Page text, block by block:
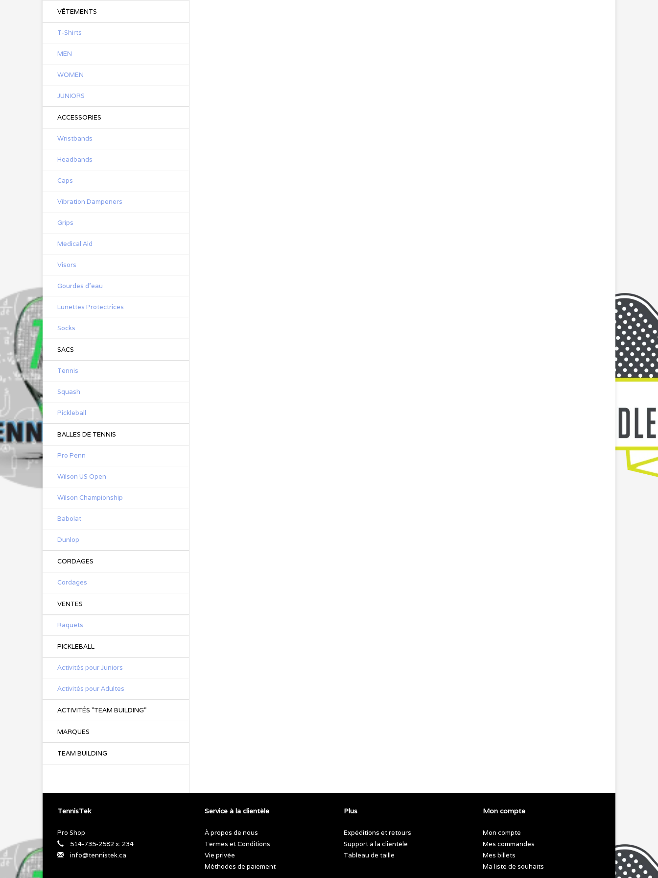
VÊTEMENTS
T-Shirts
MEN
WOMEN
JUNIORS
ACCESSORIES
Wristbands
Headbands
Caps
Vibration Dampeners
Grips
Medical Aid
Visors
Gourdes d'eau
Lunettes Protectrices
Socks
SACS
Tennis
Squash
Pickleball
BALLES DE TENNIS
Pro Penn
Wilson US Open
Wilson Championship
Babolat
Dunlop
CORDAGES
Cordages
VENTES
Raquets
PICKLEBALL
Activités pour Juniors
Activités pour Adultes
ACTIVITÉS "TEAM BUILDING"
MARQUES
TEAM BUILDING
TennisTek
Pro Shop
514-735-2582 x: 234
info@tennistek.ca
Service à la clientèle
À propos de nous
Termes et Conditions
Vie privée
Méthodes de paiement
Plus
Expéditions et retours
Support à la clientèle
Tableau de taille
Mon compte
Mon compte
Mes commandes
Mes billets
Ma liste de souhaits